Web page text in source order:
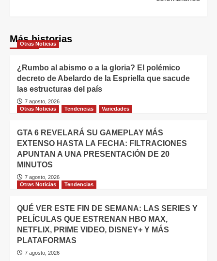
Más historias
Otras Noticias
¿Rumbo al abismo o a la gloria? El polémico
decreto de Abelardo de la Espriella que sacude
las estructuras del país
7 agosto, 2026
Otras Noticias
Tendencias Variedades
GTA 6 REVELARÁ SU GAMEPLAY MÁS
EXTENSO HASTA LA FECHA: FILTRACIONES
APUNTAN A UNA PRESENTACIÓN DE 20
MINUTOS
7 agosto, 2026
Otras Noticias
Tendencias
QUÉ VER ESTE FIN DE SEMANA: LAS SERIES Y
PELÍCULAS QUE ESTRENAN HBO MAX,
NETFLIX, PRIME VIDEO, DISNEY+ Y MÁS
PLATAFORMAS
7 agosto, 2026